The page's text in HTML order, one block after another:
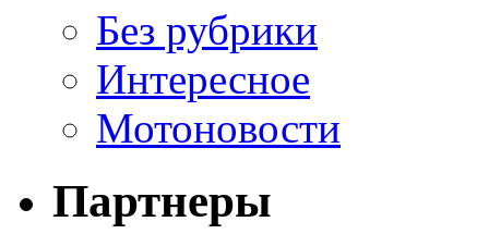
Без рубрики
Интересное
Мотоновости
Партнеры